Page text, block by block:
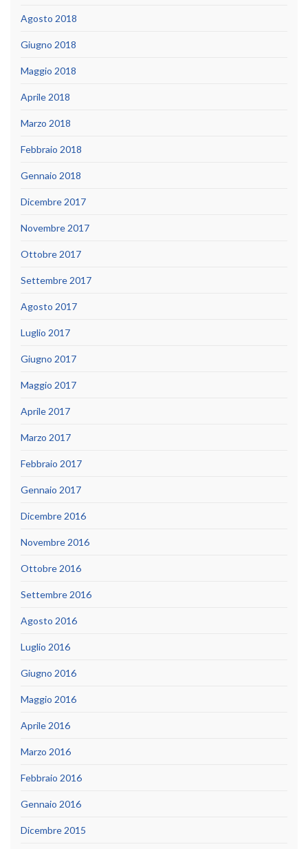
Agosto 2018
Giugno 2018
Maggio 2018
Aprile 2018
Marzo 2018
Febbraio 2018
Gennaio 2018
Dicembre 2017
Novembre 2017
Ottobre 2017
Settembre 2017
Agosto 2017
Luglio 2017
Giugno 2017
Maggio 2017
Aprile 2017
Marzo 2017
Febbraio 2017
Gennaio 2017
Dicembre 2016
Novembre 2016
Ottobre 2016
Settembre 2016
Agosto 2016
Luglio 2016
Giugno 2016
Maggio 2016
Aprile 2016
Marzo 2016
Febbraio 2016
Gennaio 2016
Dicembre 2015